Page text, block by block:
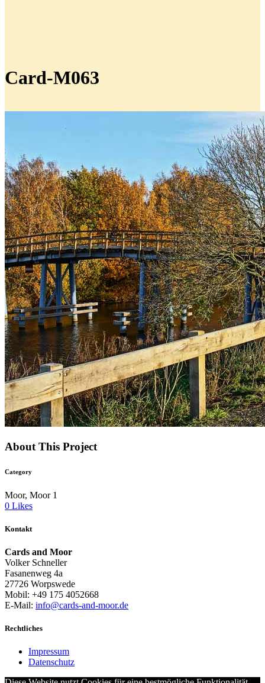
Card-M063
About This Project
Category
Moor, Moor 1
0 Likes
Kontakt
Cards and Moor
Volker Schneller
Fasanenweg 4a
27726 Worpswede
Mobil: +49 175 4052668
E-Mail: info@cards-and-moor.de
Rechtliches
Impressum
Datenschutz